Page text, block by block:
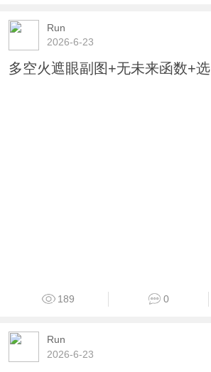
Run
2026-6-23
多空火遮眼副图+无未来函数+选
189 0
Run
2026-6-23